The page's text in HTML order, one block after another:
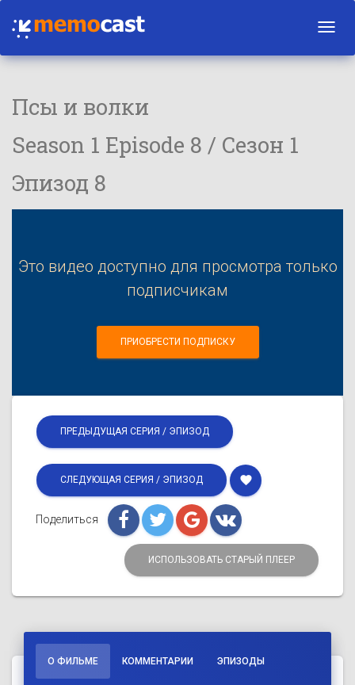
Псы и волки
Season 1 Episode 8 / Сезон 1
Эпизод 8
Это видео доступно для просмотра только
подписчикам
ПРИОБРЕСТИ ПОДПИСКУ
ПРЕДЫДУЩАЯ СЕРИЯ / ЭПИЗОД
СЛЕДУЮЩАЯ СЕРИЯ / ЭПИЗОД favorite
Поделиться
ИСПОЛЬЗОВАТЬ СТАРЫЙ ПЛЕЕР
О ФИЛЬМЕ КОММЕНТАРИИ ЭПИЗОДЫ